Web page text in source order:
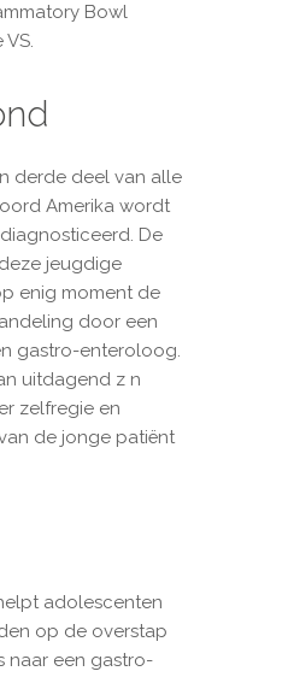
Bowl
VS.
derde deel van alle
Amerika wordt
De
jeugdige
enig moment de
door een
gastro-enteroloog.
uitdagend z n
zelfregie en
de jonge patiënt
adolescenten
op de overstap
naar een gastro-